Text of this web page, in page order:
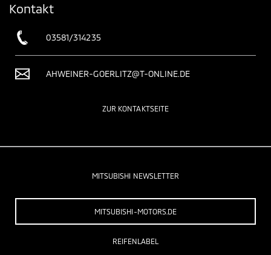
Kontakt
03581/314235
AHWEINER-GOERLITZ@T-ONLINE.DE
ZUR KONTAKTSEITE
MITSUBISHI NEWSLETTER
MITSUBISHI-MOTORS.DE
REIFENLABEL